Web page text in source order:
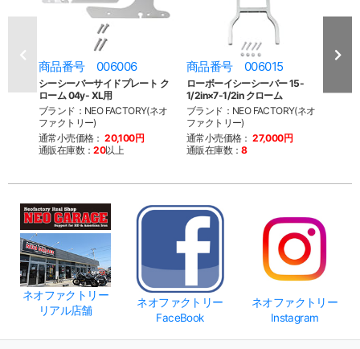
商品番号 006006
シーシーバーサイドプレート ク
ローム 04y- XL用
ブランド：NEO FACTORY(ネオ
ファクトリー)
通常小売価格： 20,100円
通販在庫数：20以上
商品番号 006015
ローボーイシーシーバー 15-
1/2in×7-1/2in クローム
ブランド：NEO FACTORY(ネオ
ファクトリー)
通常小売価格： 27,000円
通販在庫数：8
ネオファクトリー
リアル店舗
ネオファクトリー
FaceBook
ネオファクトリー
Instagram